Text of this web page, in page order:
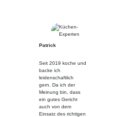
Patrick
Seit 2019 koche und
backe ich
leidenschaftlich
gern. Da ich der
Meinung bin, dass
ein gutes Gericht
auch von dem
Einsatz des richtigen